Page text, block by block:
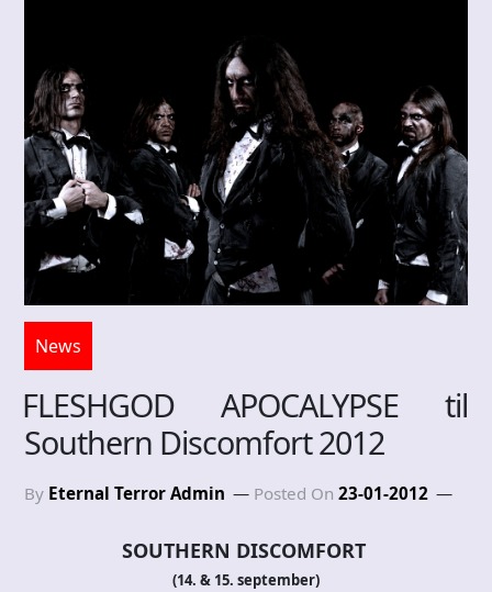
News
FLESHGOD APOCALYPSE til
Southern Discomfort 2012
By Eternal Terror Admin Posted On 23-01-2012
SOUTHERN DISCOMFORT
(14. & 15. september)